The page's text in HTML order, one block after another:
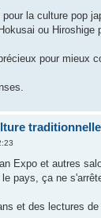
la culture pop
ou Hiroshige
pour mieux
Expo et autres
pays, ça ne
et des lectures de